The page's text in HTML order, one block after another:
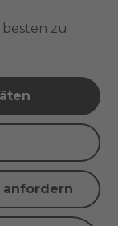
besten zu
anfordern